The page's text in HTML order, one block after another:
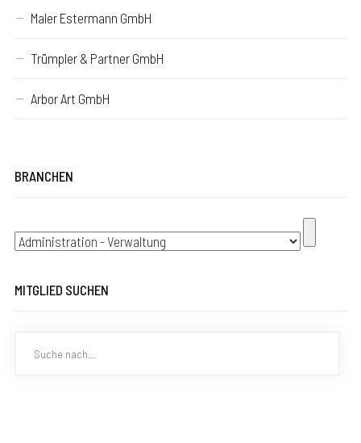
Maler Estermann GmbH
Trümpler & Partner GmbH
Arbor Art GmbH
BRANCHEN
MITGLIED SUCHEN